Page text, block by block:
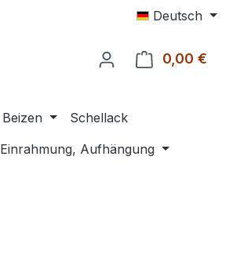
Deutsch
0,00 €
Beizen
Schellack
Einrahmung, Aufhängung